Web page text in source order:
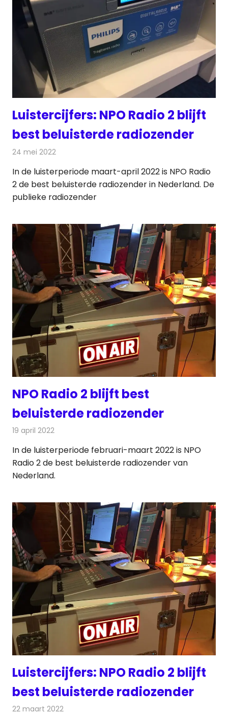
Luistercijfers: NPO Radio 2 blijft
best beluisterde radiozender
24 mei 2022
In de luisterperiode maart-april 2022 is NPO Radio
2 de best beluisterde radiozender in Nederland. De
publieke radiozender
NPO Radio 2 blijft best
beluisterde radiozender
19 april 2022
In de luisterperiode februari-maart 2022 is NPO
Radio 2 de best beluisterde radiozender van
Nederland.
Luistercijfers: NPO Radio 2 blijft
best beluisterde radiozender
22 maart 2022